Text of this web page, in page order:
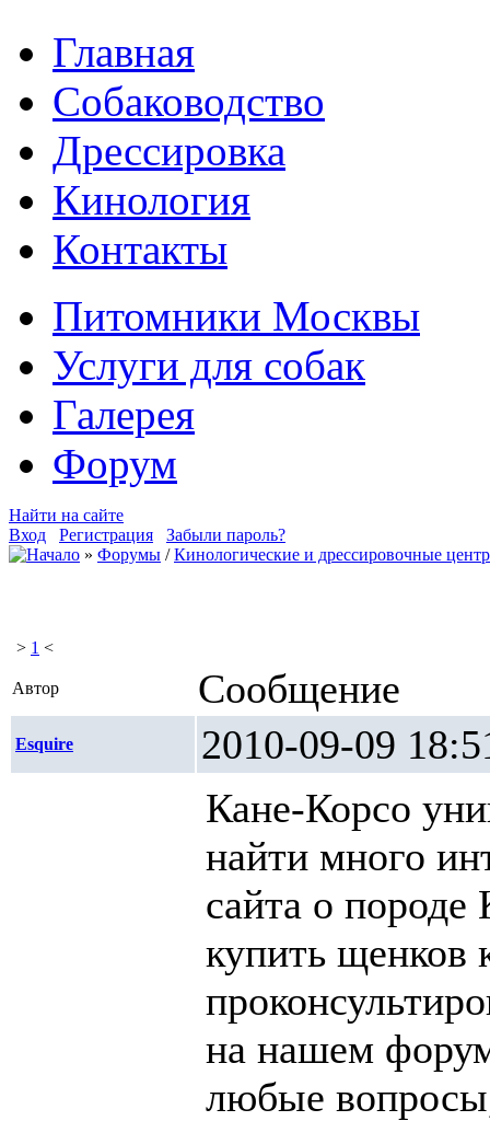
Главная
Собаководство
Дрессировка
Кинология
Контакты
Питомники Москвы
Услуги для собак
Галерея
Форум
Найти на сайте
Вход
Регистрация
Забыли пароль?
» Форумы /Кинологические и дрессировочные
> 1 <
Автор Сообщение
Esquire 2010-09-09
Кане-Корсо
найти много
сайта о
купить щенков
на нашем
любые